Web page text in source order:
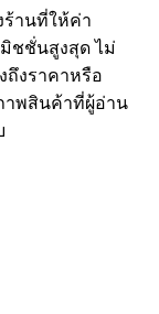
ร้านที่ให้ค่า
ชชั่นสูงสุด ไม่
ถึงราคาหรือ
พสินค้าที่ผู้อ่าน